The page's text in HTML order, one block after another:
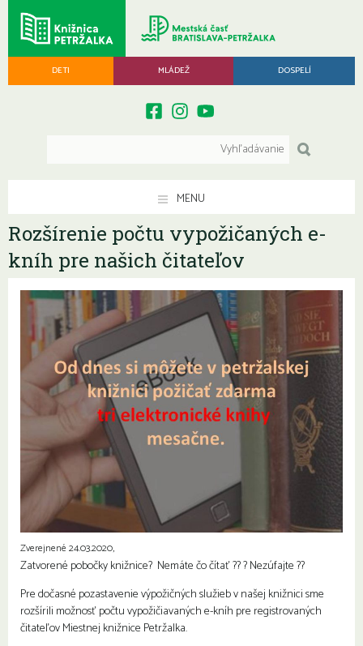
DETI MLÁDEŽ DOSPELÍ
MENU
Rozšírenie počtu vypožičaných e-
kníh pre našich čitateľov
Zverejnené 24.03.2020,
Zatvorené pobočky knižnice? Nemáte čo čítať??? Nezúfajte??
Pre dočasné pozastavenie výpožičných služieb v našej knižnici sme
rozšírili možnosť počtu vypožičiavaných e-kníh pre registrovaných
čitateľov Miestnej knižnice Petržalka.